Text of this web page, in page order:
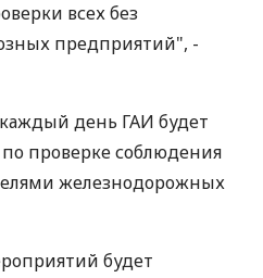
всех без
предприятий", -
день ГАИ будет
проверке соблюдения
железнодорожных
будет